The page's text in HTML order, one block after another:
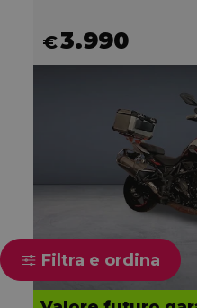
€3.990
Filtra e ordina